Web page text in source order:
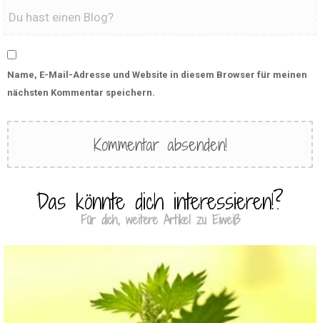
Name, E-Mail-Adresse und Website in diesem Browser für meinen
nächsten Kommentar speichern.
Das könnte dich interessieren!?
Für dich, weitere Artikel zu Eiweiß